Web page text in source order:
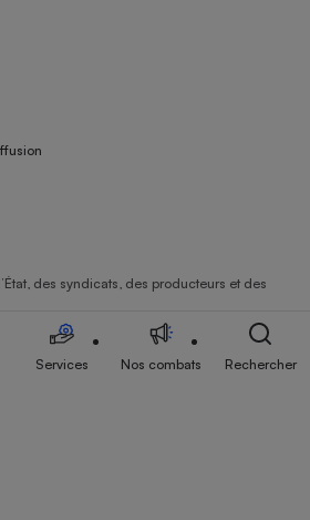
des syndicats, des producteurs et des
Services Nos combats Rechercher